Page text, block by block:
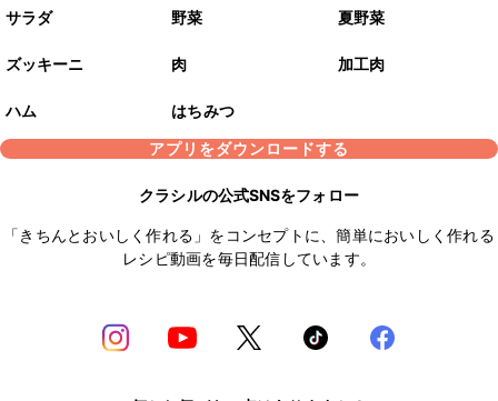
サラダ 野菜 夏野菜
ズッキーニ 肉 加工肉
ハム
はちみつ
アプリをダウンロードする
クラシルの公式SNSをフォロー
「きちんとおいしく作れる」をコンセプトに、簡単においしく作れる
レシピ動画を毎日配信しています。